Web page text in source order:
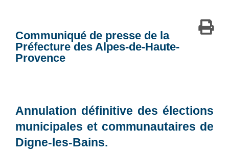
Communiqué de presse de la
Préfecture des Alpes-de-Haute-
Provence
Annulation définitive des élections
municipales et communautaires de
Digne-les-Bains.